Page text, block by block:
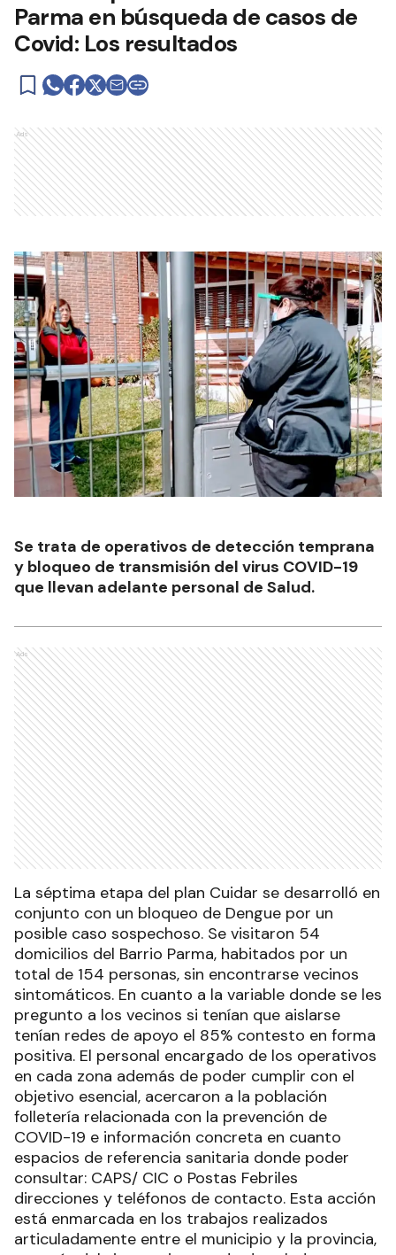
Parma en búsqueda de casos de
Covid: Los resultados
Ads
Se trata de operativos de detección temprana
y bloqueo de transmisión del virus COVID-19
que llevan adelante personal de Salud.
Ads
La séptima etapa del plan Cuidar se desarrolló en
conjunto con un bloqueo de Dengue por un
posible caso sospechoso. Se visitaron 54
domicilios del Barrio Parma, habitados por un
total de 154 personas, sin encontrarse vecinos
sintomáticos. En cuanto a la variable donde se les
pregunto a los vecinos si tenían que aislarse
tenían redes de apoyo el 85% contesto en forma
positiva. El personal encargado de los operativos
en cada zona además de poder cumplir con el
objetivo esencial, acercaron a la población
folletería relacionada con la prevención de
COVID-19 e información concreta en cuanto
espacios de referencia sanitaria donde poder
consultar: CAPS/ CIC o Postas Febriles
direcciones y teléfonos de contacto. Esta acción
está enmarcada en los trabajos realizados
articuladamente entre el municipio y la provincia,